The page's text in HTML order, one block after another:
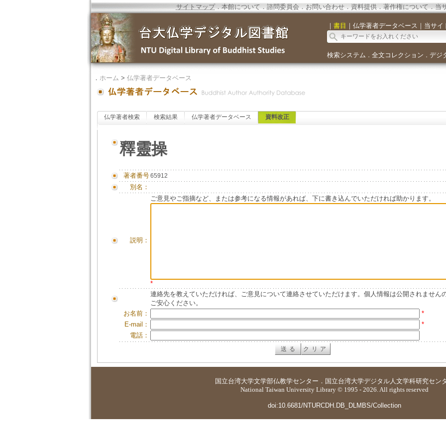
サイトマップ．本館について．諮問委員会． お問い合わせ． 資料提供．著作権について．当
｜ 書目 ｜ 仏学著者データベース ｜ 当サイ
検索システム ． 全文コレクション ． デジ
． ホーム > 仏学著者データベース
仏学著者検索 検索結果 仏学著者データベース 資料改正
釋靈操
著者番号65912
別名：
説明：
ご意見やご指摘など、または参考になる情報があれば、下に書き込んでいただければ助かります。
*
連絡先を教えていただければ、ご意見について連絡させていただけます。個人情報は公開されません
ご安心ください。
お名前：
*
E-mail：
*
電話：
国立台湾大学文学部仏教学センター ． 国立台湾大学デジタル人文学科研究セン
National Taiwan University Library © 1995 - 2026. All rights reserved
doi:10.6681/NTURCDH.DB_DLMBS/Collection